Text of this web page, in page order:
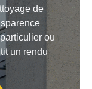
de
ou
un rendu